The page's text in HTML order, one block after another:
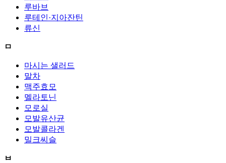
루바브
루테인·지아잔틴
류신
ㅁ
마시는 샐러드
말차
맥주효모
멜라토닌
모로실
모발유산균
모발콜라겐
밀크씨슬
ㅂ